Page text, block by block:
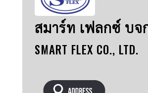
สมาร์ท เฟลกซ์ บจ
SMART FLEX CO., LTD.